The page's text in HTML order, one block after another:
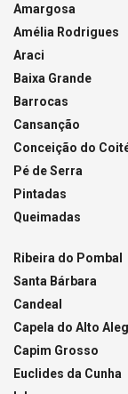
Amargosa
Amélia Rodrigues
Araci
Baixa Grande
Barrocas
Cansanção
Conceição do
Pé de Serra
Pintadas
Queimadas
Ribeira do Pombal
Santa Bárbara
Candeal
Capela do Alto
Capim Grosso
Euclides da Cunha